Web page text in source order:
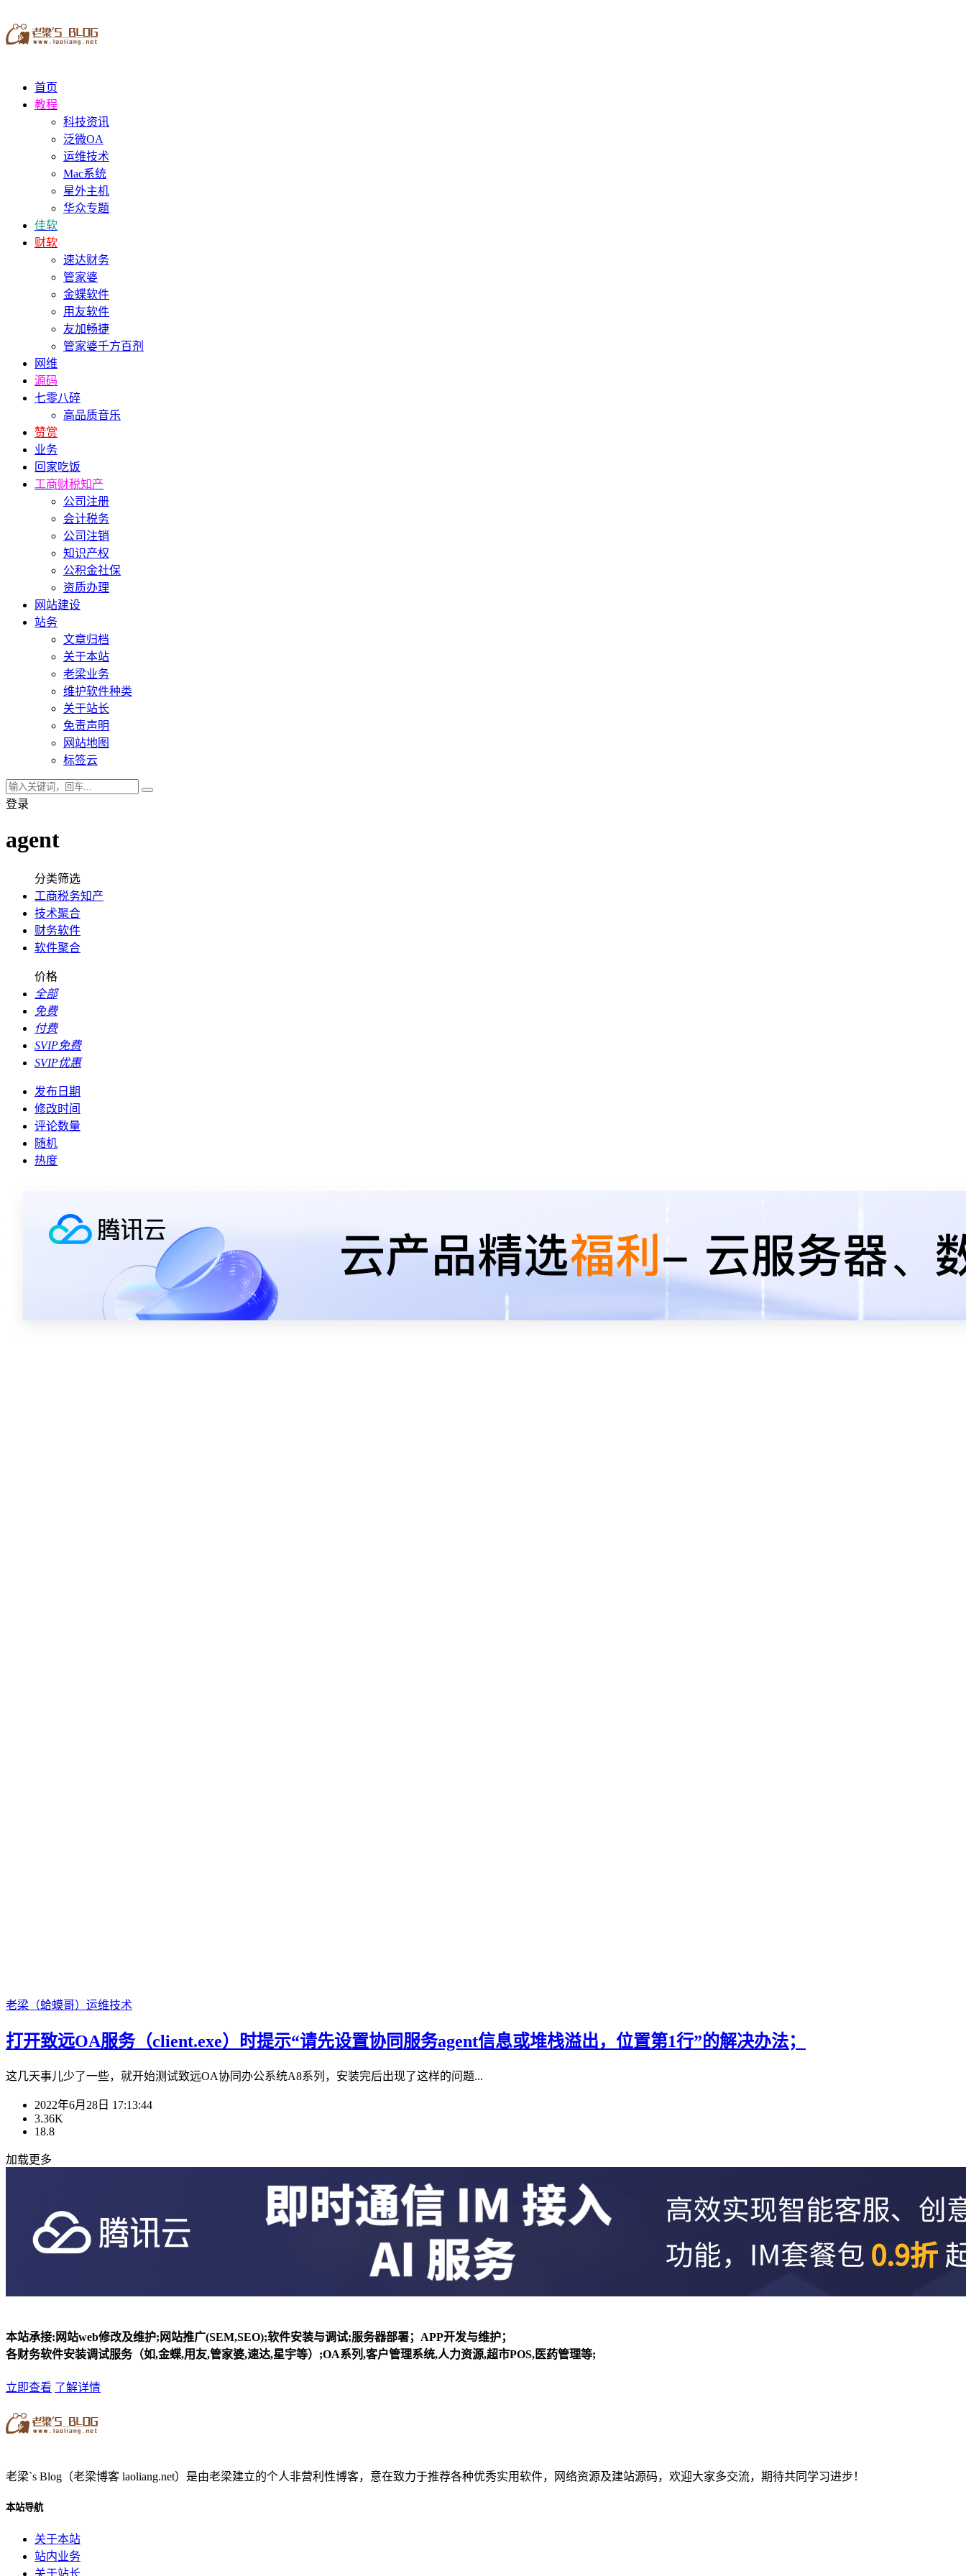
首页
教程
科技资讯
泛微OA
运维技术
Mac系统
星外主机
华众专题
佳软
财软
速达财务
管家婆
金蝶软件
用友软件
友加畅捷
管家婆千方百剂
网维
源码
七零八碎
高品质音乐
赞赏
业务
回家吃饭
工商财税知产
公司注册
会计税务
公司注销
知识产权
公积金社保
资质办理
网站建设
站务
文章归档
关于本站
老梁业务
维护软件种类
关于站长
免责声明
网站地图
标签云
登录
agent
分类筛选
工商税务知产
技术聚合
财务软件
软件聚合
价格
全部
免费
付费
SVIP免费
SVIP优惠
发布日期
修改时间
评论数量
随机
热度
老梁（蛤蟆哥） 运维技术
打开致远OA服务（client.exe）时提示“请先设置协同服务agent信息或堆栈溢出，位置第1行”的解决办法；
这几天事儿少了一些，就开始测试致远OA协同办公系统A8系列，安装完后出现了这样的问题...
2022年6月28日 17:13:44
3.36K
18.8
加载更多
本站承接:网站web修改及维护;网站推广(SEM,SEO);软件安装与调试;服务器部署；APP开发与维护；
各财务软件安装调试服务（如,金蝶,用友,管家婆,速达,星宇等）;OA系列,客户管理系统,人力资源,超市POS,医药管理等;
立即查看 了解详情
老梁`s Blog（老梁博客 laoliang.net）是由老梁建立的个人非营利性博客，意在致力于推荐各种优秀实用软件，网络资源及建站源码，欢迎大家多交流，期待共同学习进步！
本站导航
关于本站
站内业务
关于站长